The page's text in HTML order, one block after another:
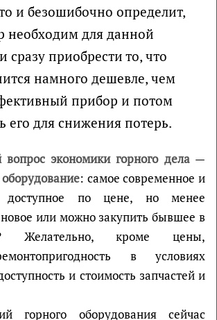
и безошибочно определит,
необходим для данной
сразу приобрести то, что
намного дешевле, чем
прибор и потом
его для снижения потерь.
экономики горного дела—
: самое современное и
доступное по цене, но менее
или можно закупить бывшее в
Желательно, кроме цены,
в условиях
и стоимость запчастей и
горного оборудования сейчас